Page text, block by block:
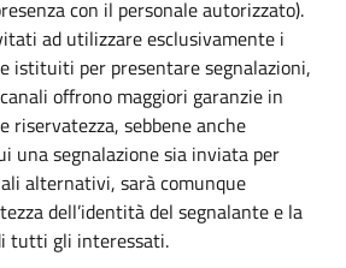
con il personale autorizzato).
ad utilizzare esclusivamente i
istituiti per presentare segnalazioni,
offrono maggiori garanzie in
riservatezza, sebbene anche
una segnalazione sia inviata per
alternativi, sarà comunque
dell’identità del segnalante e la
tutti gli interessati.